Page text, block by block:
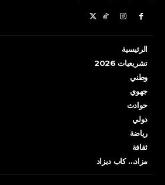
الرئيسية
تشريعيات 2026
وطني
جهوي
حوادث
دولي
رياضة
ثقافة
مزاد… كاب ديزاد